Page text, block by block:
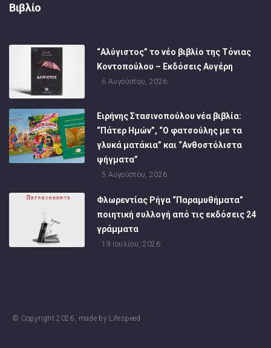
Βιβλίο
“Αλύγιστος” το νέο βιβλίο της Τόνιας
Κοντοπούλου – Εκδόσεις Αυγέρη
6 Αυγούστου, 2026
Ειρήνης Στασινοπούλου νέα βιβλία:
“Πάτερ Ημών”, “Ο φατσούλης με τα
γλυκά ματάκια” και “Ανθοστόλιστα
ψήγματα”
5 Αυγούστου, 2026
Φλωρεντίας Ρήγα “Παραμυθήματα”
ποιητική συλλογή από τις εκδόσεις 24
γράμματα
19 Ιουλίου, 2026
© Copyright2026, made by Lifespeed